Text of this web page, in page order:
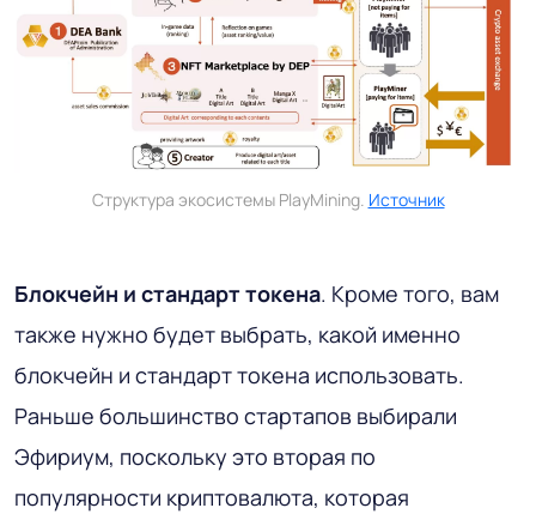
Структура экосистемы PlayMining. Источник
Блокчейн и стандарт токена. Кроме того, вам
также нужно будет выбрать, какой именно
блокчейн и стандарт токена использовать.
Раньше большинство стартапов выбирали
Эфириум, поскольку это вторая по
популярности криптовалюта, которая